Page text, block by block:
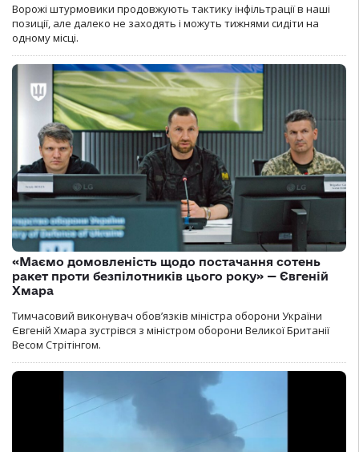
Ворожі штурмовики продовжують тактику інфільтрації в наші
позиції, але далеко не заходять і можуть тижнями сидіти на
одному місці.
«Маємо домовленість щодо постачання сотень
ракет проти безпілотників цього року» — Євгеній
Хмара
Тимчасовий виконувач обов’язків міністра оборони України
Євгеній Хмара зустрівся з міністром оборони Великої Британії
Весом Стрітінгом.